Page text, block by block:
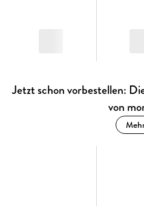
Jetzt schon vorbestellen:
von